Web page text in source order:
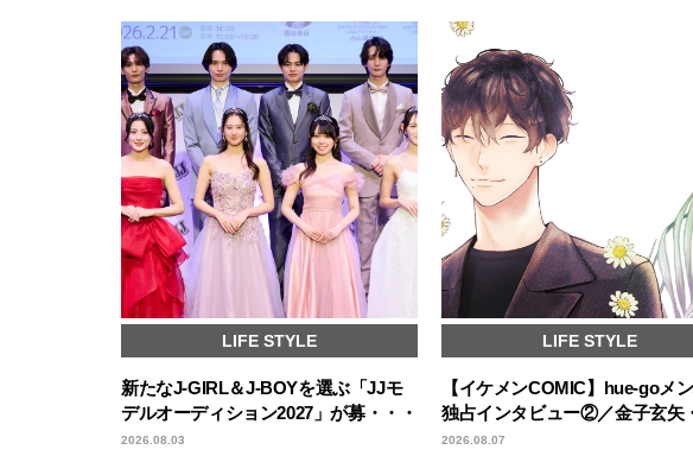
LIFE STYLE
新たなJ-GIRL＆J-BOYを選ぶ「JJモ
デルオーディション2027」が募・・・
2026.08.03
LIFE STYLE
【イケメンCOMIC】hue-goメ
独占インタビュー②／金子玄矢
2026.08.07